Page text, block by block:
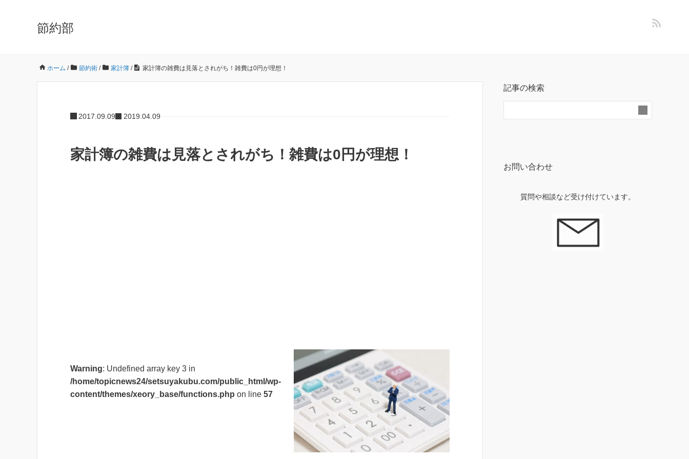
節約部
ホーム / 節約術 / 家計簿 / 家計簿の雑費は見落とされがち！雑費は0円が理想！
2017.09.09 2019.04.09
家計簿の雑費は見落とされがち！雑費は0円が理想！
Warning: Undefined array key 3 in
/home/topicnews24/setsuyakubu.com/public_html/wp-
content/themes/xeory_base/functions.php on line 57
記事の検索
お問い合わせ
質問や相談など受け付けています。